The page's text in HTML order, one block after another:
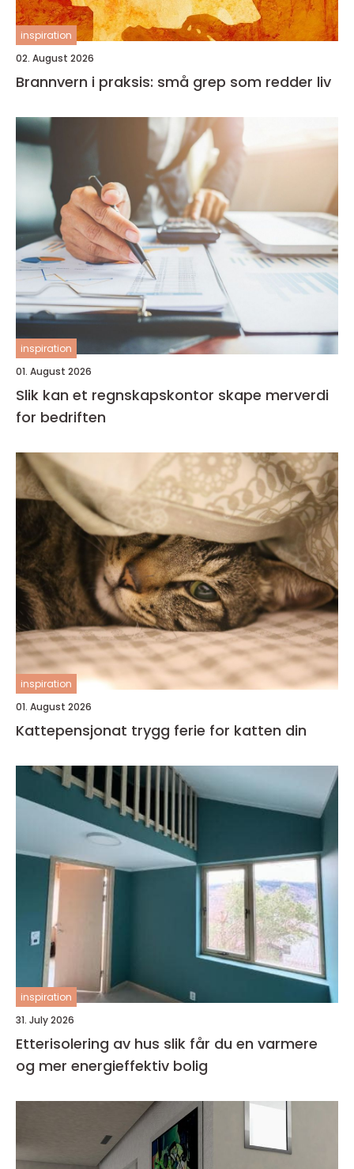
inspiration
02. August 2026
Brannvern i praksis: små grep som redder liv
inspiration
01. August 2026
Slik kan et regnskapskontor skape merverdi
for bedriften
inspiration
01. August 2026
Kattepensjonat trygg ferie for katten din
inspiration
31. July 2026
Etterisolering av hus slik får du en varmere
og mer energieffektiv bolig